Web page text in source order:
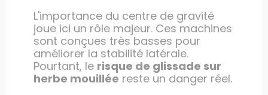
L'importance du centre de gravité
joue ici un rôle majeur. Ces machines
sont conçues très basses pour
améliorer la stabilité latérale.
Pourtant, le risque de glissade sur
herbe mouillée reste un danger réel.